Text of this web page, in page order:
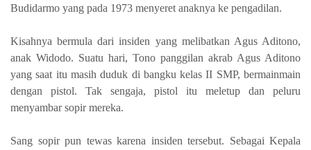
Budidarmo yang pada 1973 menyeret anaknya ke pengadilan.
Kisahnya bermula dari insiden yang melibatkan Agus Aditono,
anak Widodo. Suatu hari, Tono panggilan akrab Agus Aditono
yang saat itu masih duduk di bangku kelas II SMP, bermainmain
dengan pistol. Tak sengaja, pistol itu meletup dan peluru
menyambar sopir mereka.
Sang sopir pun tewas karena insiden tersebut. Sebagai Kepala